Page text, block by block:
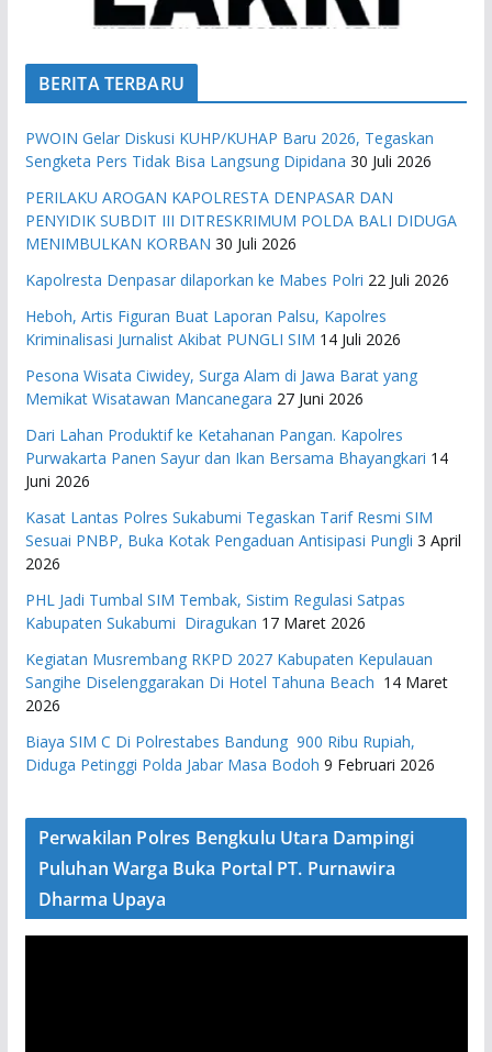
BERITA TERBARU
PWOIN Gelar Diskusi KUHP/KUHAP Baru 2026, Tegaskan
Sengketa Pers Tidak Bisa Langsung Dipidana 30 Juli 2026
PERILAKU AROGAN KAPOLRESTA DENPASAR DAN
PENYIDIK SUBDIT III DITRESKRIMUM POLDA BALI DIDUGA
MENIMBULKAN KORBAN 30 Juli 2026
Kapolresta Denpasar dilaporkan ke Mabes Polri 22 Juli 2026
Heboh, Artis Figuran Buat Laporan Palsu, Kapolres
Kriminalisasi Jurnalist Akibat PUNGLI SIM 14 Juli 2026
Pesona Wisata Ciwidey, Surga Alam di Jawa Barat yang
Memikat Wisatawan Mancanegara 27 Juni 2026
Dari Lahan Produktif ke Ketahanan Pangan. Kapolres
Purwakarta Panen Sayur dan Ikan Bersama Bhayangkari 14
Juni 2026
Kasat Lantas Polres Sukabumi Tegaskan Tarif Resmi SIM
Sesuai PNBP, Buka Kotak Pengaduan Antisipasi Pungli 3 April
2026
PHL Jadi Tumbal SIM Tembak, Sistim Regulasi Satpas
Kabupaten Sukabumi Diragukan 17 Maret 2026
Kegiatan Musrembang RKPD 2027 ​Kabupaten Kepulauan
Sangihe Diselenggarakan Di Hotel Tahuna Beach 14 Maret
2026
Biaya SIM C Di Polrestabes Bandung 900 Ribu Rupiah,
Diduga Petinggi Polda Jabar Masa Bodoh 9 Februari 2026
Perwakilan Polres Bengkulu Utara Dampingi
Puluhan Warga Buka Portal PT. Purnawira
Dharma Upaya